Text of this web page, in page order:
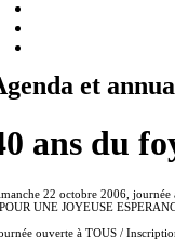
et
ans du
22 octobre 2006, journée
UNE JOYEUSE
ouverte à TOUS /